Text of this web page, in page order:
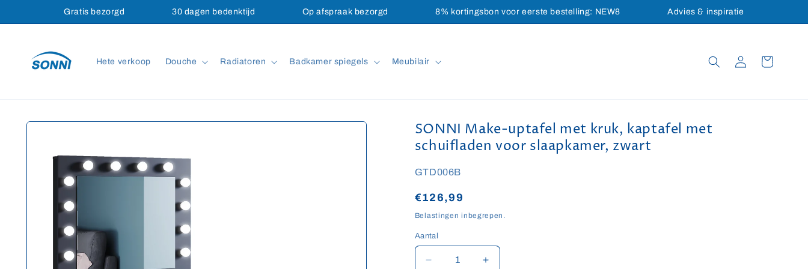
content
Gratis bezorgd 30 dagen bedenktijd Op afspraak bezorgd 8% kortingsbon voor eerste bestelling: NEW8 Advies & inspiratie
Hete verkoop Douche Radiatoren Badkamer spiegels Meubilair InloggenWinkelwagen
SONNI Make-uptafel met kruk, kaptafel met
schuifladen voor slaapkamer, zwart
SKU:
GTD006B
Normale
prijs
€126,99
Belastingen inbegrepen.
Aantal
Aantal
Aantal
Aantal